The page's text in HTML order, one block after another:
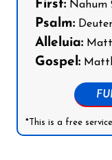
First: Nahum
Psalm:
Alleluia:
Gospel:
*This is a free